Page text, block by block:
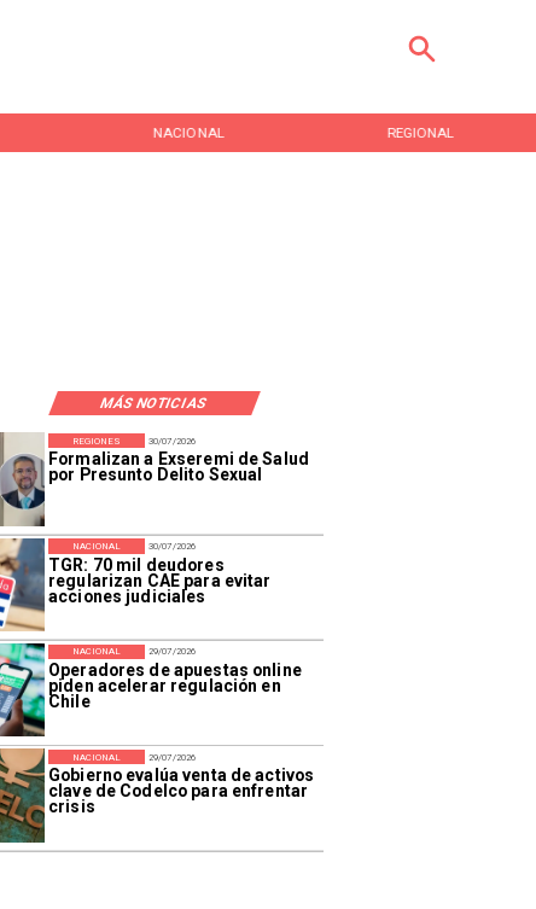
NACIONAL REGIONAL
MÁS NOTICIAS
30/07/2026
Formalizan a Exseremi de Salud
por Presunto Delito Sexual
REGIONES
30/07/2026
TGR: 70 mil deudores
regularizan CAE para evitar
acciones judiciales
NACIONAL
29/07/2026
Operadores de apuestas online
piden acelerar regulación en
Chile
NACIONAL
29/07/2026
Gobierno evalúa venta de activos
clave de Codelco para enfrentar
crisis
NACIONAL